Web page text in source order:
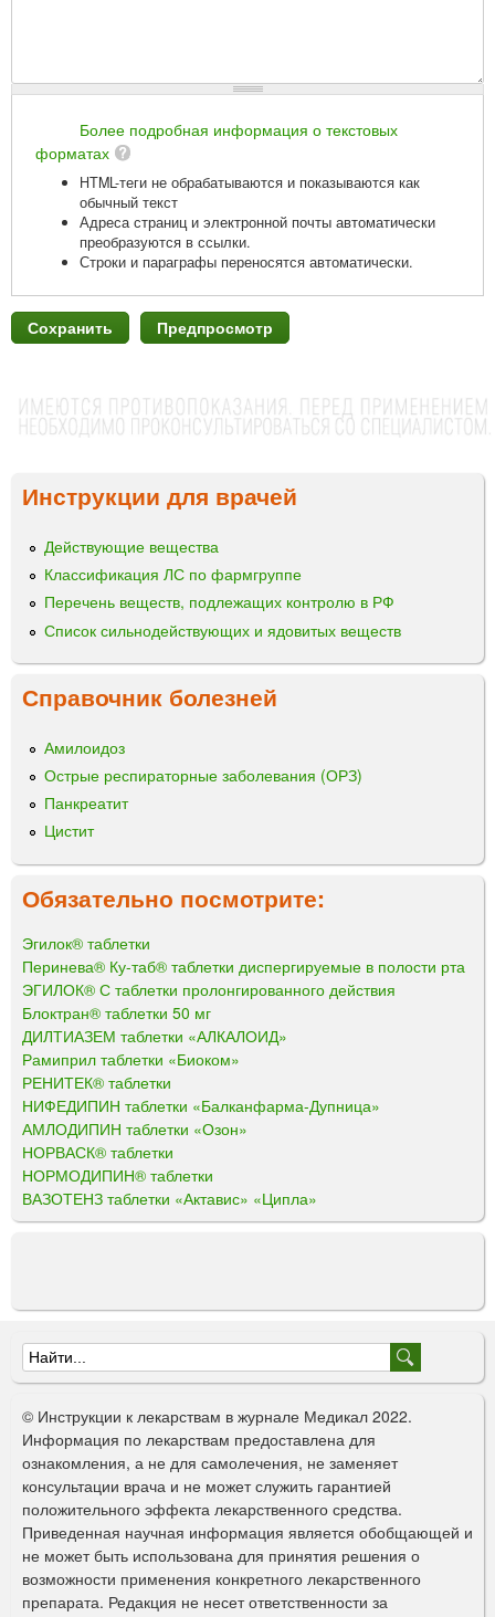
Более подробная информация о текстовых
форматах
HTML-теги не обрабатываются и показываются как
обычный текст
Адреса страниц и электронной почты автоматически
преобразуются в ссылки.
Строки и параграфы переносятся автоматически.
Инструкции для врачей
Действующие вещества
Классификация ЛС по фармгруппе
Перечень веществ, подлежащих контролю в РФ
Список сильнодействующих и ядовитых веществ
Справочник болезней
Амилоидоз
Острые респираторные заболевания (ОРЗ)
Панкреатит
Цистит
Обязательно посмотрите:
Эгилок® таблетки
Перинева® Ку-таб® таблетки диспергируемые в полости рта
ЭГИЛОК® С таблетки пролонгированного действия
Блоктран® таблетки 50 мг
ДИЛТИАЗЕМ таблетки «АЛКАЛОИД»
Рамиприл таблетки «Биоком»
РЕНИТЕК® таблетки
НИФЕДИПИН таблетки «Балканфарма-Дупница»
АМЛОДИПИН таблетки «Озон»
НОРВАСК® таблетки
НОРМОДИПИН® таблетки
ВАЗОТЕНЗ таблетки «Актавис» «Ципла»
Ф
о
р
м
а
п
о
и
© Инструкции к лекарствам в журнале Медикал 2022.
Информация по лекарствам предоставлена для
ознакомления, а не для самолечения, не заменяет
консультации врача и не может служить гарантией
положительного эффекта лекарственного средства.
Приведенная научная информация является обобщающей и
не может быть использована для принятия решения о
возможности применения конкретного лекарственного
препарата. Редакция не несет ответственности за